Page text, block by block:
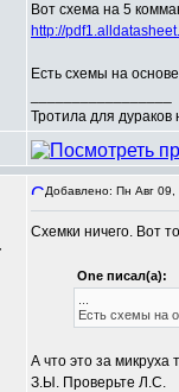
Вот схема на 5
http://
Есть схемы на
Тротила для
Добавлено: Пн Авг
Схемки ничего. Вот
One писал(а):
Есть схемы на
А что это за микруха
З.Ы. Проверьте Л.С.